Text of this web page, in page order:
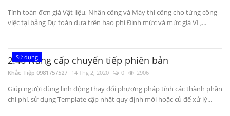
Tính toán đơn giá Vật liệu, Nhân công và Máy thi công cho từng công
việc tại bảng Dự toán dựa trên hao phí Định mức và mức giá VL,...
Sử dụng
2.46 Nâng cấp chuyển tiếp phiên bản
Khắc Tiệp 0981757527 14 Thg 2, 2020 0 2906
Giúp người dùng linh động thay đổi phương pháp tính các thành phần
chi phí, sử dụng Template cập nhật quy định mới hoặc củ để xử lý...